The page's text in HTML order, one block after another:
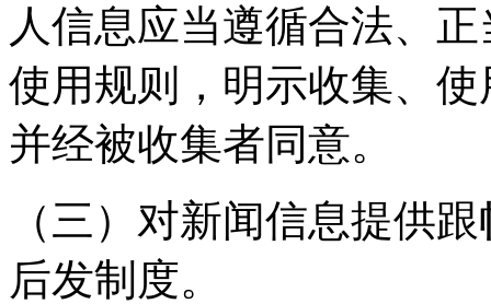
人信息应当遵循合法、
使用规则，明示收集、
并经被收集者同意。
（三）对新闻信息提供
后发制度。